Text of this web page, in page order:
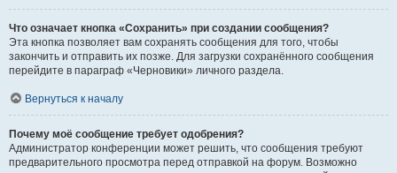
Что означает кнопка «Сохранить» при создании сообщения?
Эта кнопка позволяет вам сохранять сообщения для того, чтобы
закончить и отправить их позже. Для загрузки сохранённого сообщения
перейдите в параграф «Черновики» личного раздела.
Вернуться к началу
Почему моё сообщение требует одобрения?
Администратор конференции может решить, что сообщения требуют
предварительного просмотра перед отправкой на форум. Возможно